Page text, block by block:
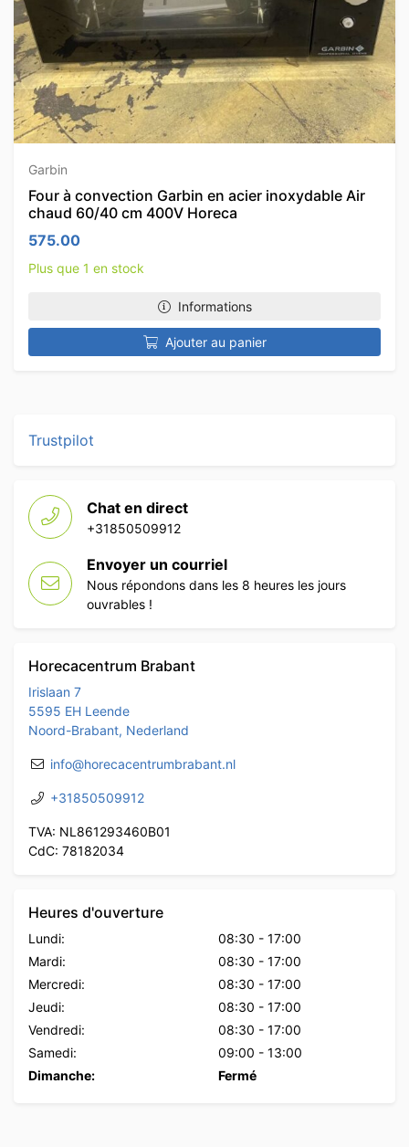
Garbin
Four à convection Garbin en acier inoxydable Air
chaud 60/40 cm 400V Horeca
575.00
Plus que 1 en stock
Informations
Ajouter au panier
Trustpilot
Chat en direct
+31850509912
Envoyer un courriel
Nous répondons dans les 8 heures les jours
ouvrables !
Horecacentrum Brabant
Irislaan 7
5595 EH Leende
Noord-Brabant, Nederland
info@horecacentrumbrabant.nl
+31850509912
TVA: NL861293460B01
CdC: 78182034
Heures d'ouverture
Lundi: 08:30 - 17:00
Mardi:
08:30 - 17:00
Mercredi:
08:30 - 17:00
Jeudi:
08:30 - 17:00
Vendredi:
08:30 - 17:00
Samedi:
09:00 - 13:00
Dimanche:
Fermé